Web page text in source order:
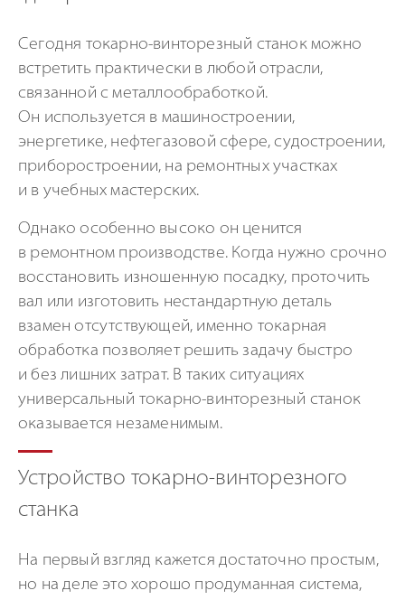
Сегодня токарно-винторезный станок можно
встретить практически в любой отрасли,
связанной с металлообработкой.
Он используется в машиностроении,
энергетике, нефтегазовой сфере, судостроении,
приборостроении, на ремонтных участках
и в учебных мастерских.
Однако особенно высоко он ценится
в ремонтном производстве. Когда нужно срочно
восстановить изношенную посадку, проточить
вал или изготовить нестандартную деталь
взамен отсутствующей, именно токарная
обработка позволяет решить задачу быстро
и без лишних затрат. В таких ситуациях
универсальный токарно-винторезный станок
оказывается незаменимым.
Устройство токарно-винторезного
станка
На первый взгляд кажется достаточно простым,
но на деле это хорошо продуманная система,